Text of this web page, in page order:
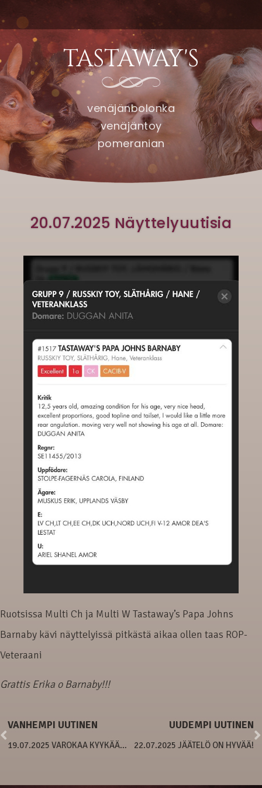
TASTAWAY'S
venäjänbolonka
venäjäntoy
pomeranian
20.07.2025 Näyttelyuutisia
Ruotsissa Multi Ch ja Multi W Tastaway’s Papa Johns
Barnaby kävi näyttelyissä pitkästä aikaa ollen taas ROP-
Veteraani
Grattis Erika o Barnaby!!!
VANHEMPI UUTINEN
19.07.2025 VAROKAA KYYKÄÄRMEITÄ!
UUDEMPI UUTINEN
22.07.2025 JÄÄTELÖ ON HYVÄÄ!